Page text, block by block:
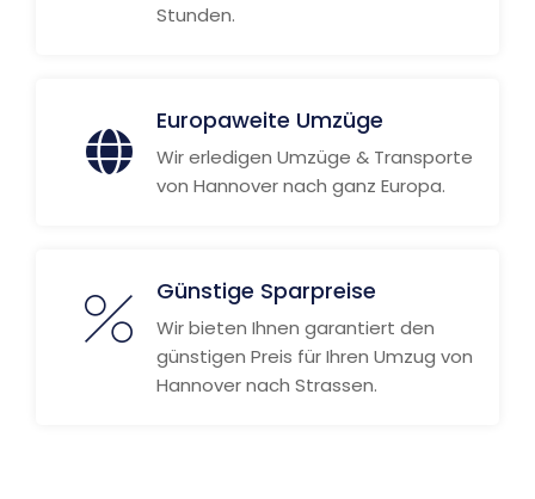
Stunden.
Europaweite Umzüge
Wir erledigen Umzüge & Transporte
von Hannover nach ganz Europa.
Günstige Sparpreise
Wir bieten Ihnen garantiert den
günstigen Preis für Ihren Umzug von
Hannover nach Strassen.